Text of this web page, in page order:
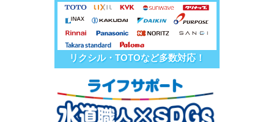
リクシル・TOTOなど多数対応！